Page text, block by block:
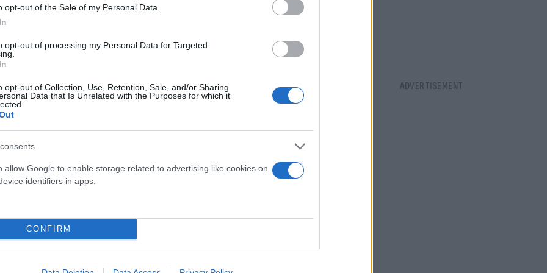
opt-out of the Sale of my Personal Data.
opt-out of processing my Personal Data for Targeted
opt-out of Collection, Use, Retention, Sale, and/or Sharing
Data that Is Unrelated with the Purposes for which it
allow Google to enable storage related to advertising like cookies on
identifiers in apps.
CONFIRM
και πρακτικής εξέτασης υποψηφίων οδηγών και οδηγών»
Μεταφορών και Επικοινωνιών με τη συνδρομή της
Ψηφιακής Εξυπηρέτησης.
για την επικείμενη λειτουργία της πλατφόρμας,
οι εκπρόσωποι των οποίων παρακολούθησαν στη
σεμινάριο. Τα δε αιτήματα για ραντεβού εξέτασης
ξεπερνούν ήδη τις 4.700.
πως το 62,2% των ραντεβού που κλείστηκαν από τις σχολές